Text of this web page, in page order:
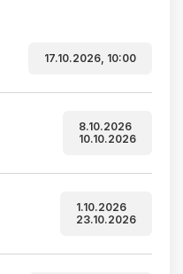
17.10.2026, 10:00
8.10.2026
10.10.2026
1.10.2026
23.10.2026